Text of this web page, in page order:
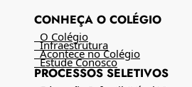
CONHEÇA O COLÉGIO
O Colégio
Infraestrutura
Acontece no Colégio
Estude Conosco
PROCESSOS SELETIVOS